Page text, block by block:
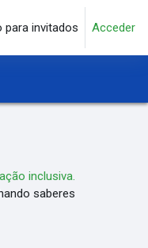
para invitados Acceder
inclusiva.
saberes